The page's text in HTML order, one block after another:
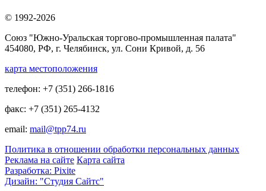
© 1992-2026
Союз "Южно-Уральская торгово-промышленная палата"
454080, РФ, г. Челябинск, ул. Сони Кривой, д. 56
карта местоположения
телефон: +7 (351) 266-1816
факс: +7 (351) 265-4132
email: mail@tpp74.ru
Политика в отношении обработки персональных данных
Реклама на сайте Карта сайта
Разработка: Pixite
Дизайн: "Студия Сайтс"